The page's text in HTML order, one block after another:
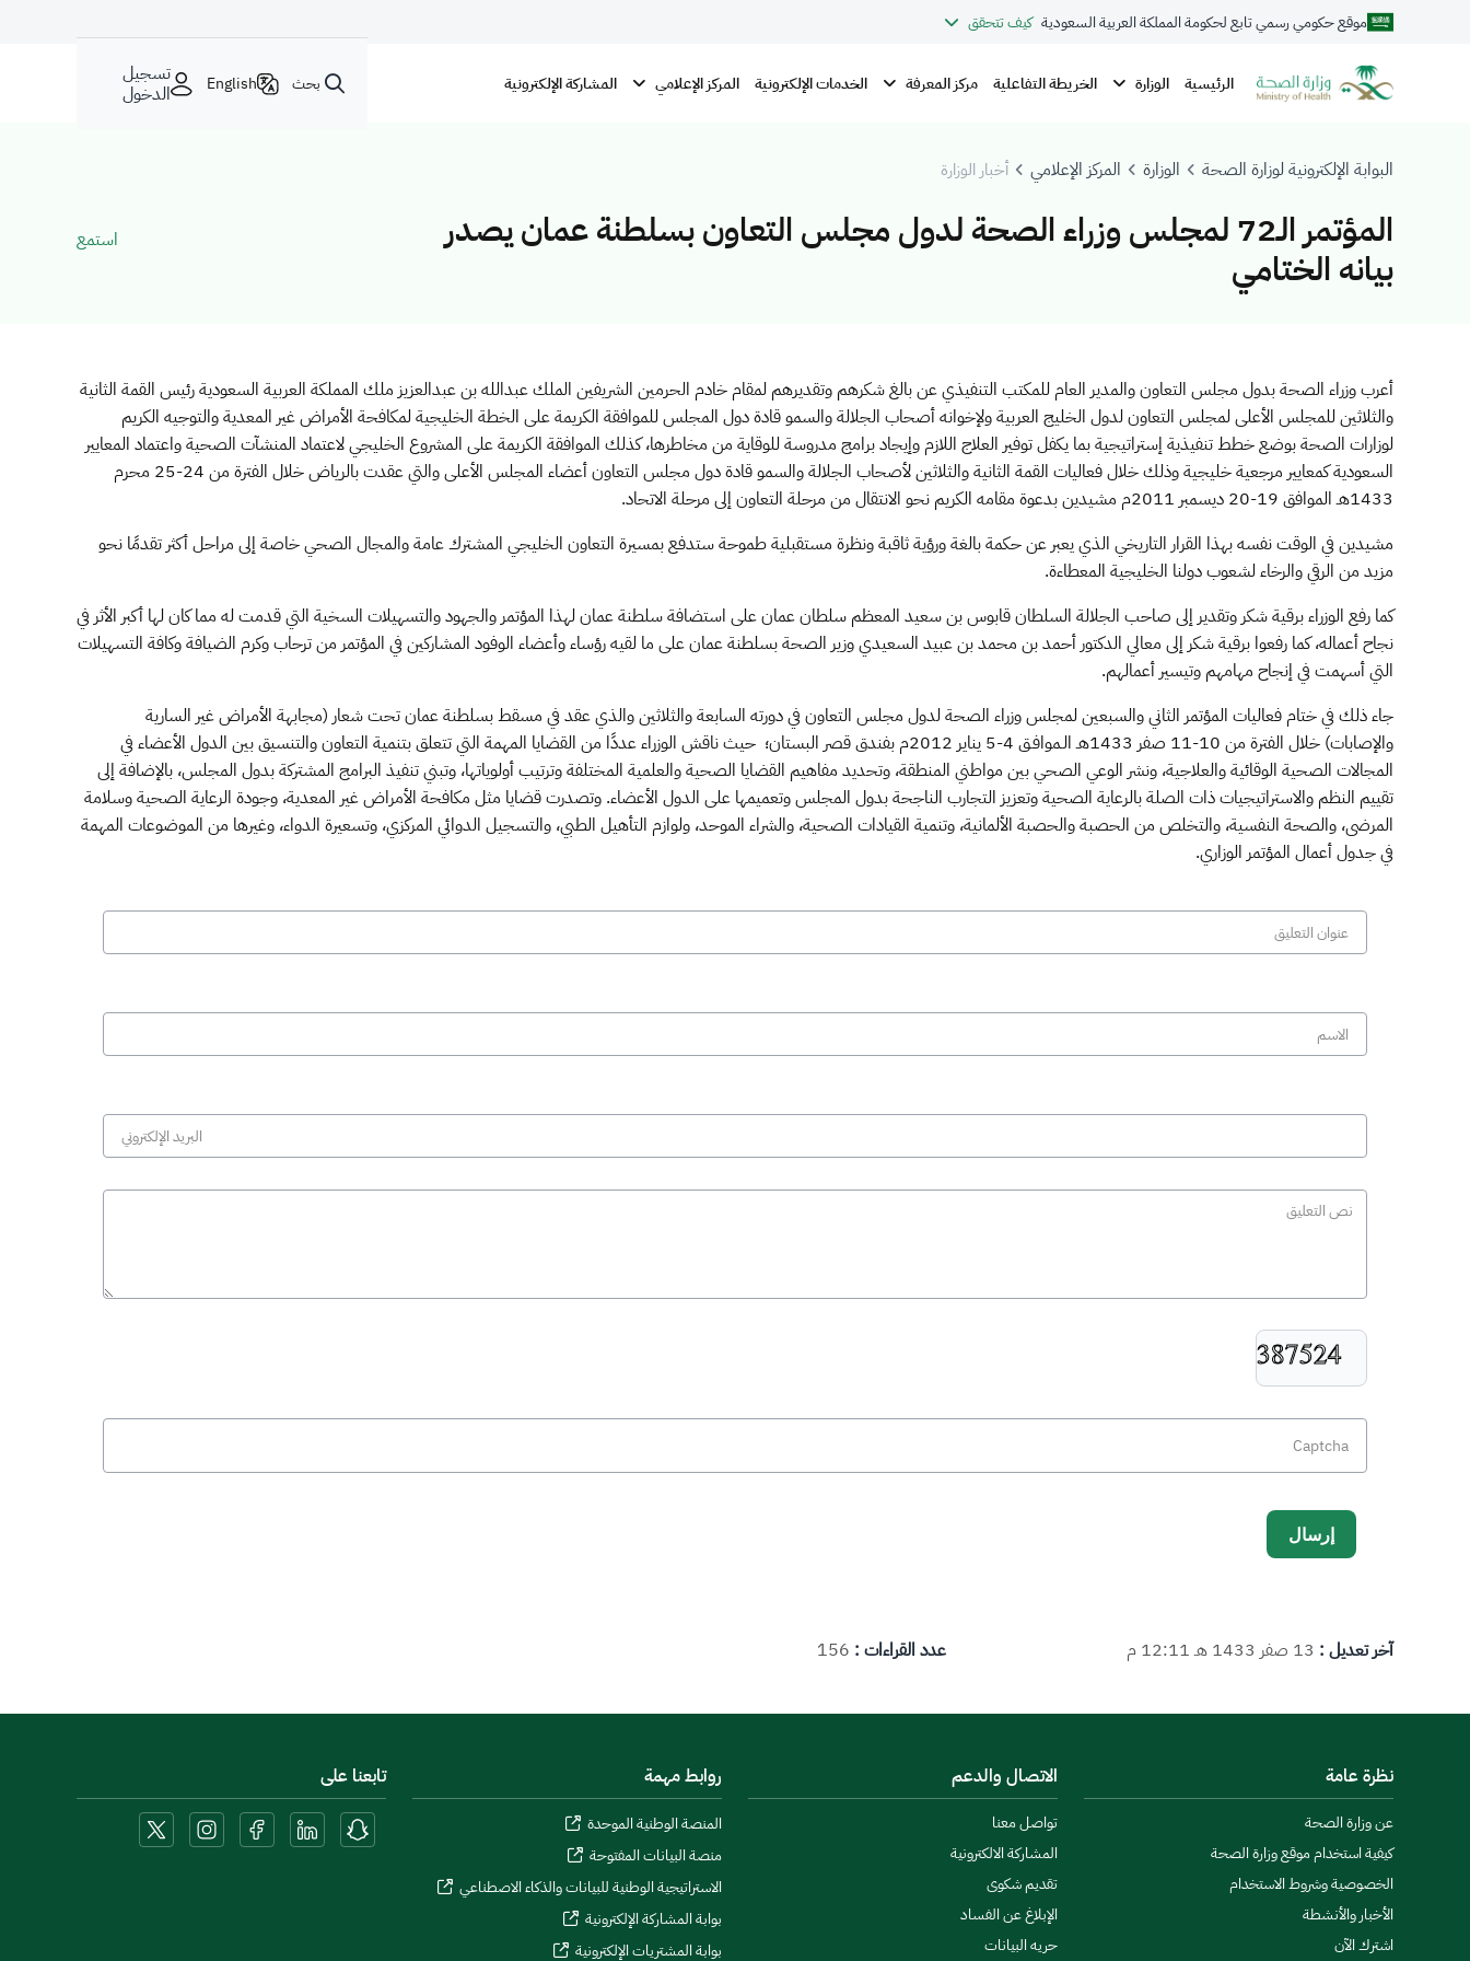
موقع حكومي رسمي تابع لحكومة المملكة العربية السعودية كيف تتحقق
الرئيسية الوزارة الخريطة التفاعلية مركز المعرفة الخدمات الإلكترونية المركز الإعلامي المشاركة الإلكترونية بحث English تسجيل
الدخول
البوابة الإلكترونية لوزارة الصحة الوزارة المركز الإعلامي أخبار الوزارة
المؤتمر الـ72 لمجلس وزراء الصحة لدول مجلس التعاون بسلطنة عمان يصدر
بيانه الختامي
استمع
​أعرب وزراء الصحة بدول مجلس التعاون والمدير العام للمكتب التنفيذي عن بالغ شكرهم وتقديرهم لمقام خادم الحرمين الشريفين الملك عبدالله بن عبدالعزيز ملك المملكة العربية السعودية رئيس القمة الثانية
والثلاثين للمجلس الأعلى لمجلس التعاون لدول الخليج العربية ولإخوانه أصحاب الجلالة والسمو قادة دول المجلس للموافقة الكريمة على الخطة الخليجية لمكافحة الأمراض غير المعدية والتوجيه الكريم
لوزارات الصحة بوضع خطط تنفيذية إستراتيجية بما يكفل توفير العلاج اللازم وإيجاد برامج مدروسة للوقاية من مخاطرها، كذلك الموافقة الكريمة على المشروع الخليجي لاعتماد المنشآت الصحية واعتماد المعايير
السعودية كمعايير مرجعية خليجية وذلك خلال فعاليات القمة الثانية والثلاثين لأصحاب الجلالة والسمو قادة دول مجلس التعاون أعضاء المجلس الأعلى والتي عقدت بالرياض خلال الفترة من 24-25 محرم
1433هـ الموافق 19-20 ديسمبر 2011م مشيدين بدعوة مقامه الكريم نحو الانتقال من مرحلة التعاون إلى مرحلة الاتحاد.
مشيدين في الوقت نفسه بهذا القرار التاريخي الذي يعبر عن حكمة بالغة ورؤية ثاقبة ونظرة مستقبلية طموحة ستدفع بمسيرة التعاون الخليجي المشترك عامة والمجال الصحي خاصة إلى مراحل أكثر تقدمًا نحو
مزيد من الرقي والرخاء لشعوب دولنا الخليجية المعطاءة.
كما رفع الوزراء برقية شكر وتقدير إلى صاحب الجلالة السلطان قابوس بن سعيد المعظم سلطان عمان على استضافة سلطنة عمان لهذا المؤتمر والجهود والتسهيلات السخية التي قدمت له مما كان لها أكبر الأثر في
نجاح أعماله، كما رفعوا برقية شكر إلى معالي الدكتور أحمد بن محمد بن عبيد السعيدي وزير الصحة بسلطنة عمان على ما لقيه رؤساء وأعضاء الوفود المشاركين في المؤتمر من ترحاب وكرم الضيافة وكافة التسهيلات
التي أسهمت في إنجاح مهامهم وتيسير أعمالهم.
جاء ذلك في ختام فعاليات المؤتمر الثاني والسبعين لمجلس وزراء الصحة لدول مجلس التعاون في دورته السابعة والثلاثين والذي عقد في مسقط بسلطنة عمان تحت شعار (مجابهة الأمراض غير السارية
والإصابات) خلال الفترة من 10-11 صفر 1433هـ الـموافـق 4-5 يناير 2012م بفندق قصر البستان؛ حيث ناقش الوزراء عددًا من القضايا المهمة التي تتعلق بتنمية التعاون والتنسيق بين الدول الأعضاء في
المجالات الصحية الوقائية والعلاجية، ونشر الوعي الصحي بين مواطني المنطقة، وتحديد مفاهيم القضايا الصحية والعلمية المختلفة وترتيب أولوياتها، وتبني تنفيذ البرامج المشتركة بدول المجلس، بالإضافة إلى
تقييم النظم والاستراتيجيات ذات الصلة بالرعاية الصحية وتعزيز التجارب الناجحة بدول المجلس وتعميمها على الدول الأعضاء. وتصدرت قضايا مثل مكافحة الأمراض غير المعدية، وجودة الرعاية الصحية وسلامة
المرضى، والصحة النفسية، والتخلص من الحصبة والحصبة الألمانية، وتنمية القيادات الصحية، والشراء الموحد، ولوازم التأهيل الطبي، والتسجيل الدوائي المركزي، وتسعيرة الدواء، وغيرها من الموضوعات المهمة
في جدول أعمال المؤتمر الوزاري.
آخر تعديل : 13 صفر 1433 هـ 12:11 م عدد القراءات : 156
نظرة عامة
عن وزارة الصحة
كيفية استخدام موقع وزارة الصحة
الخصوصية وشروط الاستخدام
الأخبار والأنشطة
اشترك الآن
الاتصال والدعم
تواصل معنا
المشاركة الالكترونية
تقديم شكوى
الإبلاغ عن الفساد
حريه البيانات
روابط مهمة
المنصة الوطنية الموحدة
منصة البيانات المفتوحة
الاستراتيجية الوطنية للبيانات والذكاء الاصطناعي
بوابة المشاركة الإلكترونية
بوابة المشتريات الإلكترونية
تابعنا على